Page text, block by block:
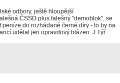
odbory, ještě hloupější
ČSSD plus falešný "demoblok", se
do rozhádané černé díry - to by na
udělal jen opravdový blázen. J.Týř